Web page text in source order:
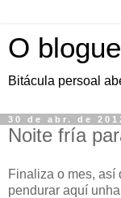
O
Bitácula persoal
30 de abr. de
Noite fría
Finaliza o mes, así
pendurar aquí